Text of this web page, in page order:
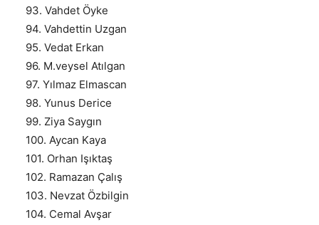
93. Vahdet Öyke
94. Vahdettin Uzgan
95. Vedat Erkan
96. M.veysel Atılgan
97. Yılmaz Elmascan
98. Yunus Derice
99. Ziya Saygın
100. Aycan Kaya
101. Orhan Işıktaş
102. Ramazan Çalış
103. Nevzat Özbilgin
104. Cemal Avşar